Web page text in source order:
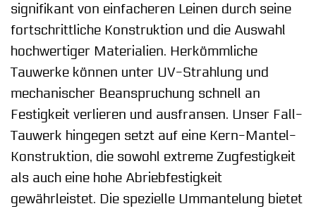
signifikant von einfacheren Leinen durch seine
fortschrittliche Konstruktion und die Auswahl
hochwertiger Materialien. Herkömmliche
Tauwerke können unter UV-Strahlung und
mechanischer Beanspruchung schnell an
Festigkeit verlieren und ausfransen. Unser Fall-
Tauwerk hingegen setzt auf eine Kern-Mantel-
Konstruktion, die sowohl extreme Zugfestigkeit
als auch eine hohe Abriebfestigkeit
gewährleistet. Die spezielle Ummantelung bietet